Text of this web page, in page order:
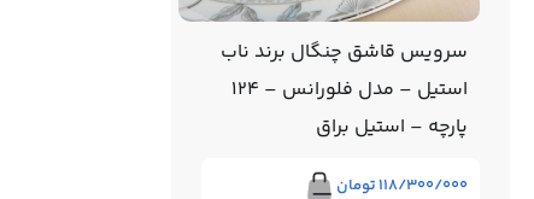
سرویس قاشق چنگال برند ناب
استیل – مدل فلورانس – 124
پارچه – استیل براق
۱۱۸/۳۰۰/۰۰۰تومان